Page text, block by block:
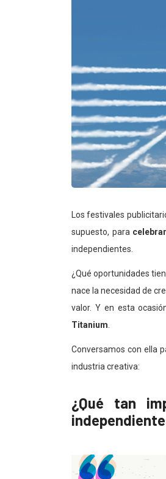
Los festivales
supuesto, para
independientes.
¿Qué oportunidades
nace la necesidad de
valor. Y en esta
Titanium.
Conversamos con ella
industria creativa:
¿Qué tan